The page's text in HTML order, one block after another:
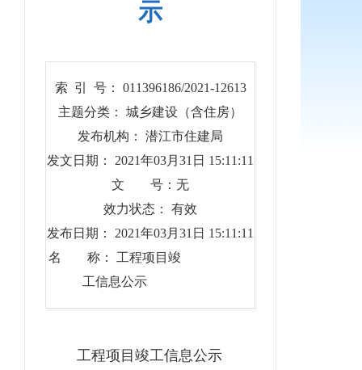
示
索 引 号： 011396186/2021-12613
主题分类： 城乡建设（含住房）
发布机构： 潜江市住建局
发文日期： 2021年03月31日 15:11:11
文 号：无
效力状态： 有效
发布日期： 2021年03月31日 15:11:11
名 称： 工程项目竣
工信息公示
工程项目竣工信息公示